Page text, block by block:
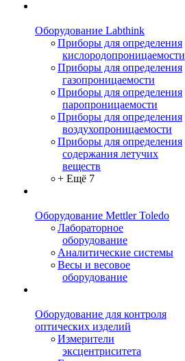
Оборудование Labthink
Приборы для определения
кислородопроницаемости
Приборы для определения
газопроницаемости
Приборы для определения
паропроницаемости
Приборы для определения
воздухопроницаемости
Приборы для определения
содержания летучих
веществ
+ Ещё 7
Оборудование Mettler Toledo
Лабораторное
оборудование
Аналитические системы
Весы и весовое
оборудование
Оборудование для контроля
оптических изделий
Измерители
эксцентриситета